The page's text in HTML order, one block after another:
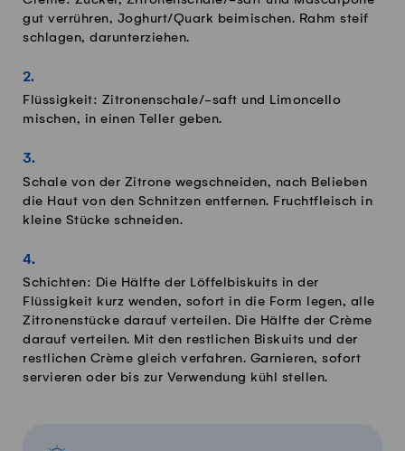
gut verrühren, Joghurt/Quark beimischen. Rahm steif
schlagen, darunterziehen.
Flüssigkeit: Zitronenschale/-saft und Limoncello
mischen, in einen Teller geben.
Schale von der Zitrone wegschneiden, nach Belieben
die Haut von den Schnitzen entfernen. Fruchtfleisch in
kleine Stücke schneiden.
Schichten: Die Hälfte der Löffelbiskuits in der
Flüssigkeit kurz wenden, sofort in die Form legen, alle
Zitronenstücke darauf verteilen. Die Hälfte der Crème
darauf verteilen. Mit den restlichen Biskuits und der
restlichen Crème gleich verfahren. Garnieren, sofort
servieren oder bis zur Verwendung kühl stellen.